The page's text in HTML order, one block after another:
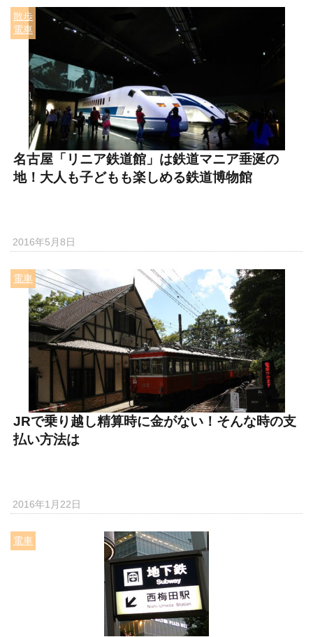
散歩
電車
名古屋「リニア鉄道館」は鉄道マニア垂涎の
地！大人も子どもも楽しめる鉄道博物館
2016年5月8日
電車
JRで乗り越し精算時に金がない！そんな時の支
払い方法は
2016年1月22日
電車